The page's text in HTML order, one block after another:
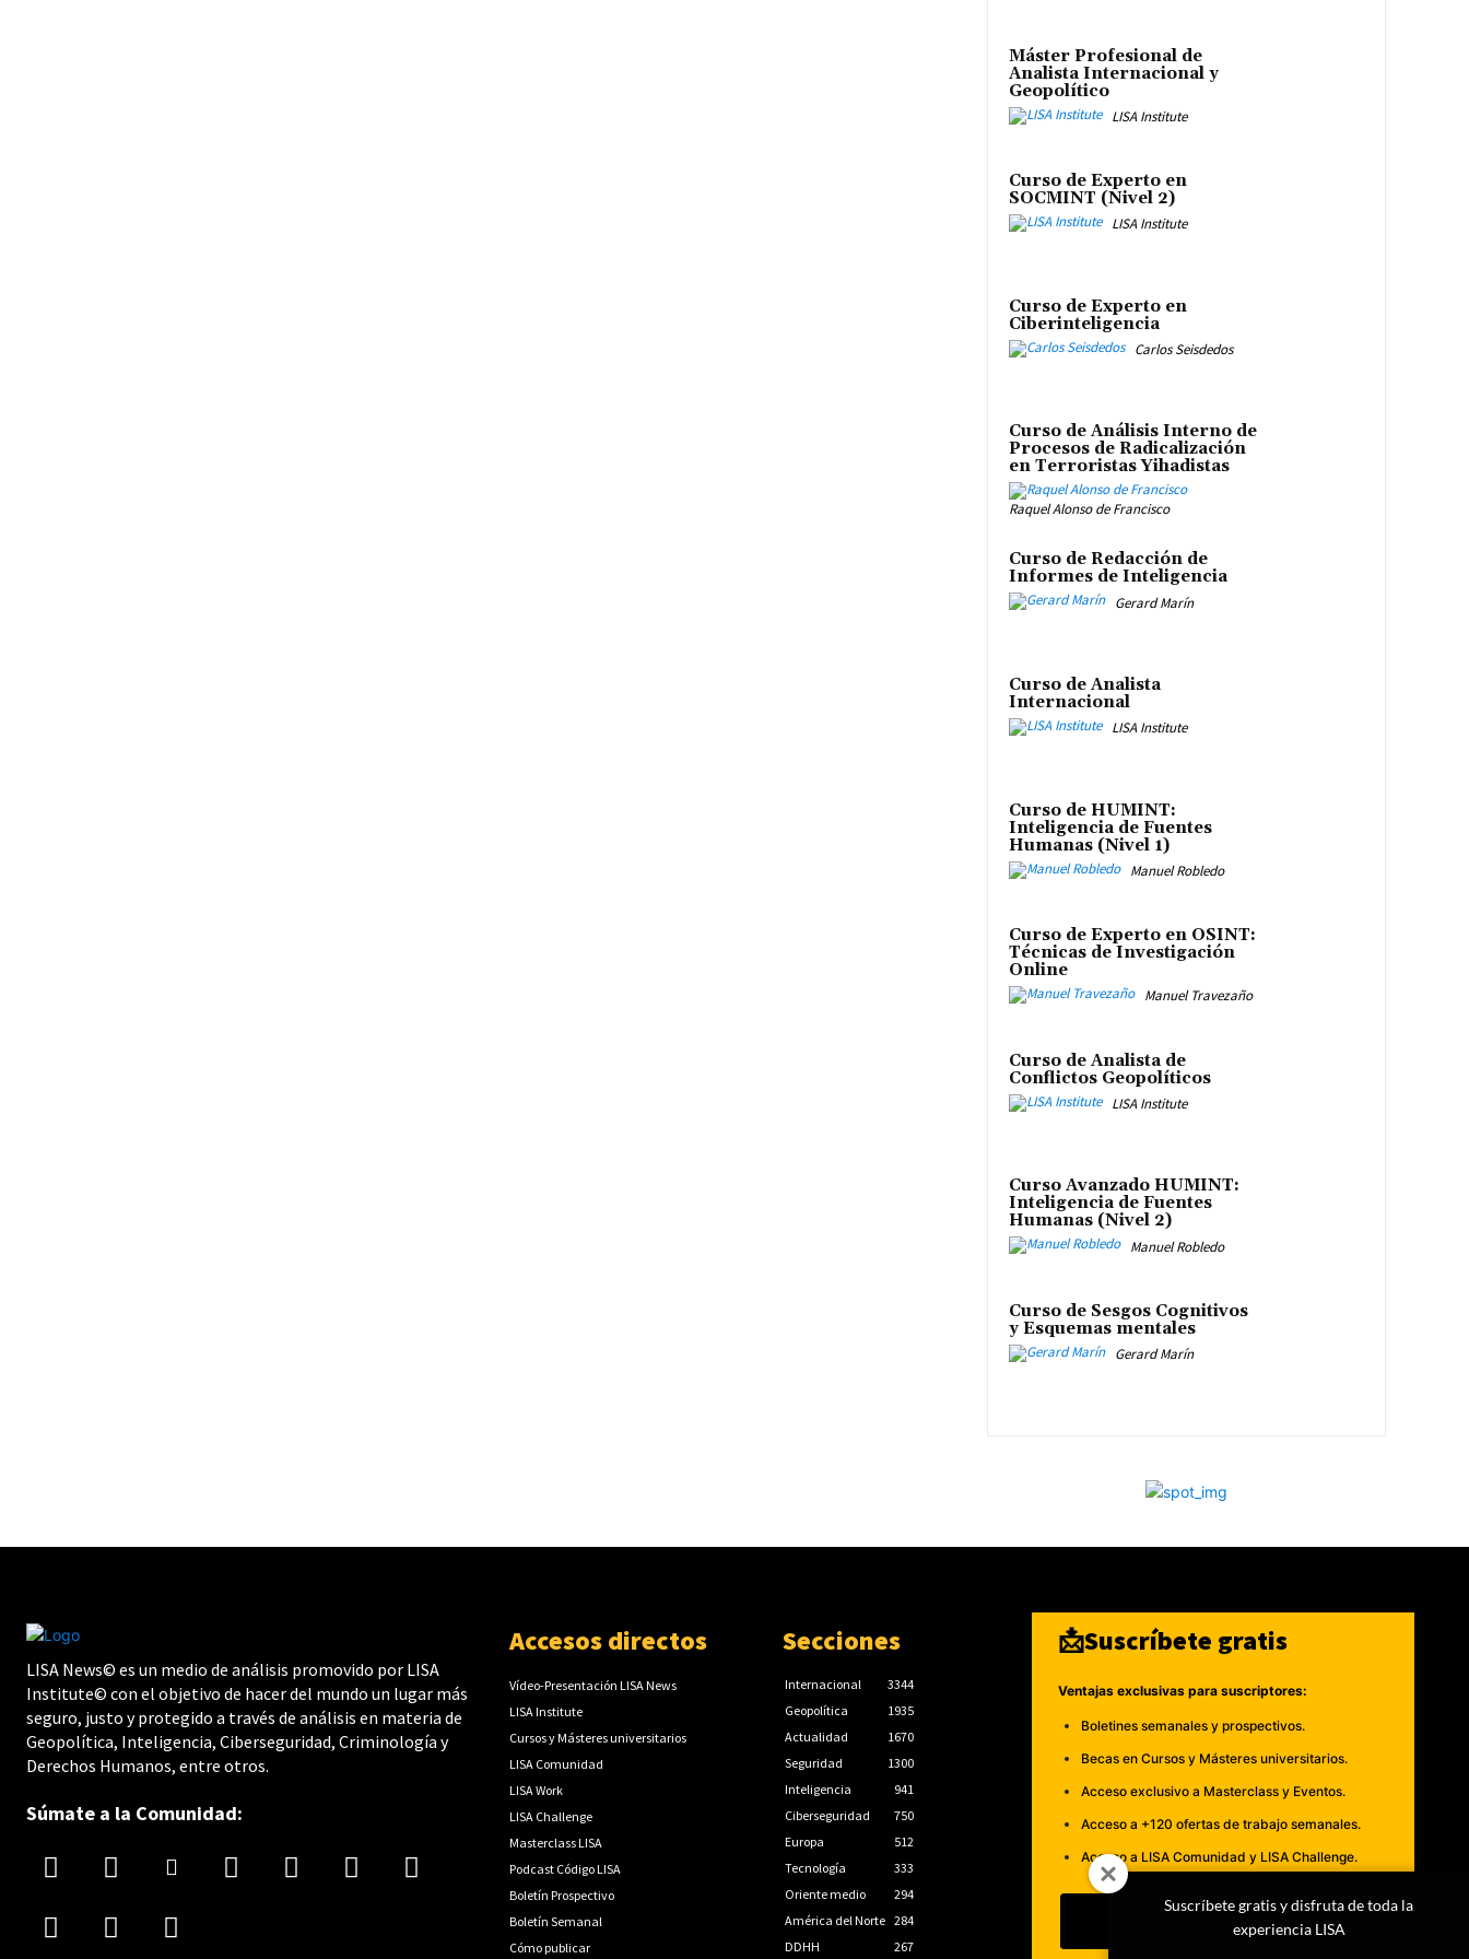
Máster Profesional de
Analista Internacional y
Geopolítico
LISA Institute
Curso de Experto en
SOCMINT (Nivel 2)
LISA Institute
Curso de Experto en
Ciberinteligencia
Carlos Seisdedos
Curso de Análisis Interno de
Procesos de Radicalización
en Terroristas Yihadistas
Raquel Alonso de Francisco
Curso de Redacción de
Informes de Inteligencia
Gerard Marín
Curso de Analista
Internacional
LISA Institute
Curso de HUMINT:
Inteligencia de Fuentes
Humanas (Nivel 1)
Manuel Robledo
Curso de Experto en OSINT:
Técnicas de Investigación
Online
Manuel Travezaño
Curso de Analista de
Conflictos Geopolíticos
LISA Institute
Curso Avanzado HUMINT:
Inteligencia de Fuentes
Humanas (Nivel 2)
Manuel Robledo
Curso de Sesgos Cognitivos
y Esquemas mentales
Gerard Marín
LISA News© es un medio de análisis promovido por LISA
Institute© con el objetivo de hacer del mundo un lugar más
seguro, justo y protegido a través de análisis en materia de
Geopolítica, Inteligencia, Ciberseguridad, Criminología y
Derechos Humanos, entre otros.
Súmate a la Comunidad:
Accesos directos
Vídeo-Presentación LISA News
LISA Institute
Cursos y Másteres universitarios
LISA Comunidad
LISA Work
LISA Challenge
Masterclass LISA
Podcast Código LISA
Boletín Prospectivo
Boletín Semanal
Cómo publicar
Secciones
Internacional
3344
Geopolítica
1935
Actualidad
1670
Seguridad
1300
Inteligencia
941
Ciberseguridad
750
Europa
512
Tecnología
333
Oriente medio
294
América del Norte 284
DDHH
267
📩Suscríbete gratis
Ventajas exclusivas para suscriptores:
Boletines semanales y prospectivos.
Becas en Cursos y Másteres universitarios.
Acceso exclusivo a Masterclass y Eventos.
Acceso a +120 ofertas de trabajo semanales.
Acceso a LISA Comunidad y LISA Challenge.
Suscribirme
Suscríbete gratis y disfruta de toda la
experiencia LISA